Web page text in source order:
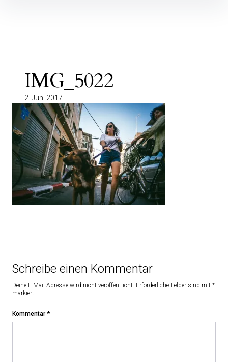
IMG_5022
2. Juni 2017
Schreibe einen Kommentar
Deine E-Mail-Adresse wird nicht veröffentlicht. Erforderliche Felder sind mit *
markiert
Kommentar *